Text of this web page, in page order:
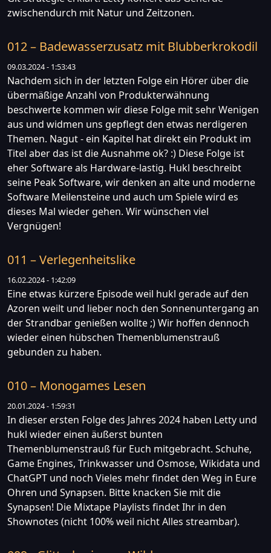
zwischendurch mit Natur und Zeitzonen.
012 – Badewasserzusatz mit Blubberkrokodil
09.03.2024 - 1:53:43
Nachdem sich in der letzten Folge ein Hörer über die
übermäßige Anzahl von Produkterwähnung
beschwerte kommen wir diese Folge mit sehr Wenigen
aus und widmen uns gepflegt den etwas nerdigeren
Themen. Nagut - ein Kapitel hat direkt ein Produkt im
Titel aber das ist die Ausnahme ok? :) Diese Folge ist
eher Software als Hardware-lastig. Hukl beschreibt
seine Peak Software, wir denken an alte und moderne
Software Meilensteine und auch um Spiele wird es
dieses Mal wieder gehen. Wir wünschen viel
Vergnügen!
011 – Verlegenheitslike
16.02.2024 - 1:42:09
Eine etwas kürzere Episode weil hukl gerade auf den
Azoren weilt und lieber noch den Sonnenuntergang an
der Strandbar genießen wollte ;) Wir hoffen dennoch
wieder einen hübschen Themenblumenstrauß
gebunden zu haben.
010 – Monogames Lesen
20.01.2024 - 1:59:31
In dieser ersten Folge des Jahres 2024 haben Letty und
hukl wieder einen äußerst bunten
Themenblumenstrauß für Euch mitgebracht. Schuhe,
Game Engines, Trinkwasser und Osmose, Wikidata und
ChatGPT und noch Vieles mehr findet den Weg in Eure
Ohren und Synapsen. Bitte knacken Sie mit die
Synapsen! Die Mixtape Playlists findet Ihr in den
Shownotes (nicht 100% weil nicht Alles streambar).